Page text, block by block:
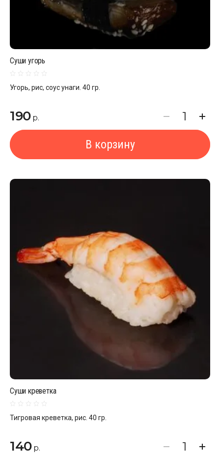
Суши угорь
Угорь, рис, соус унаги. 40 гр.
190р.
В корзину
Суши креветка
Тигровая креветка, рис. 40 гр.
140р.